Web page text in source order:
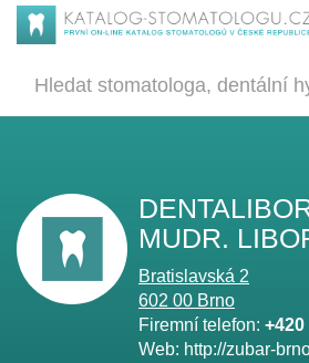
MUDR.
Bratislavská 2
602 00 Brno
Firemní telefon: +420
Web: http://zubar-